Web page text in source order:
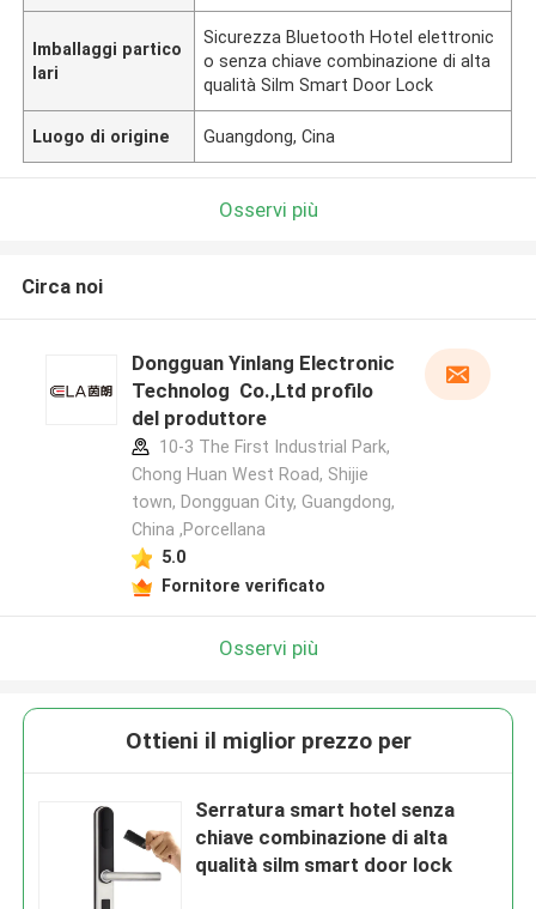
Imballaggi partico
lari
Sicurezza Bluetooth Hotel elettronic
o senza chiave combinazione di alta
qualità Silm Smart Door Lock
Luogo di origine Guangdong, Cina
Osservi più
Circa noi
Dongguan Yinlang Electronic
Technolog Co.,Ltd profilo
del produttore
10-3 The First Industrial Park,
Chong Huan West Road, Shijie
town, Dongguan City, Guangdong,
China ,Porcellana
5.0
Fornitore verificato
Osservi più
Ottieni il miglior prezzo per
Serratura smart hotel senza
chiave combinazione di alta
qualità silm smart door lock